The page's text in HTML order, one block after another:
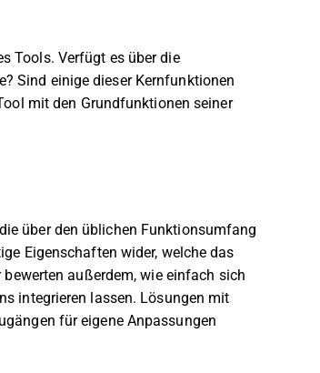
Tools. Verfügt es über die
Sind einige dieser Kernfunktionen
mit den Grundfunktionen seiner
über den üblichen Funktionsumfang
Eigenschaften wider, welche das
bewerten außerdem, wie einfach sich
integrieren lassen. Lösungen mit
für eigene Anpassungen